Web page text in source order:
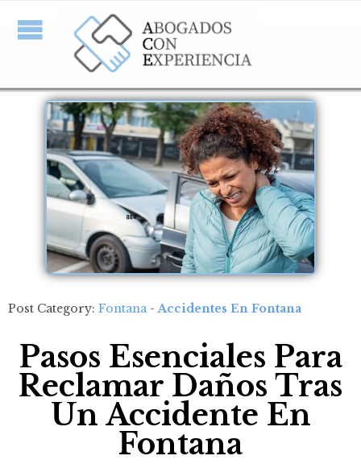
Post Category: Fontana-Accidentes En Fontana
Pasos Esenciales Para
Reclamar Daños Tras
Un Accidente En
Fontana